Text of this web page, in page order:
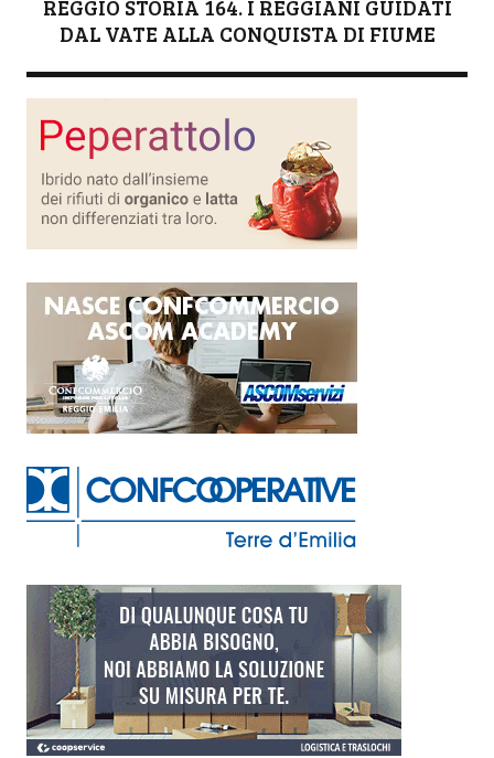
REGGIO STORIA 164. I REGGIANI GUIDATI
DAL VATE ALLA CONQUISTA DI FIUME